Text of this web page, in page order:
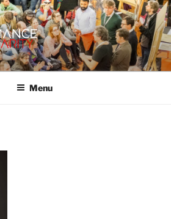
Area Performance.
Menu